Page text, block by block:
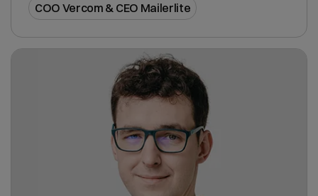
COO Vercom & CEO Mailerlite